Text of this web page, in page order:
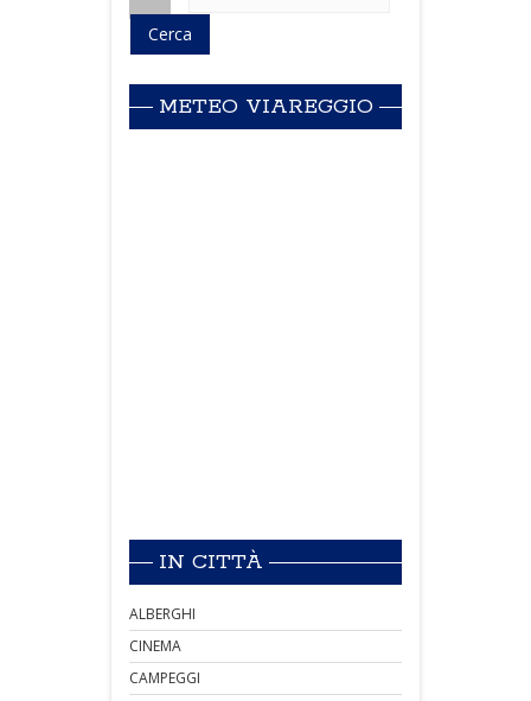
METEO VIAREGGIO
IN CITTÀ
ALBERGHI
CINEMA
CAMPEGGI